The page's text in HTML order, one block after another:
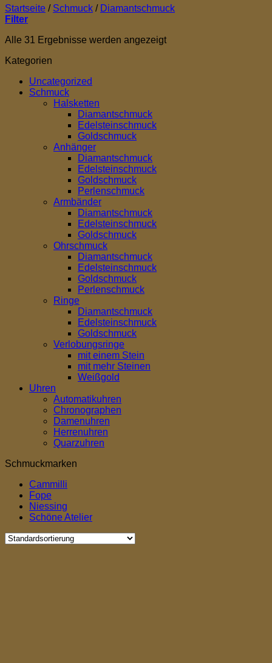
Startseite / Schmuck / Diamantschmuck
Filter
Alle 31 Ergebnisse werden angezeigt
Kategorien
Uncategorized
Schmuck
Halsketten
Diamantschmuck
Edelsteinschmuck
Goldschmuck
Anhänger
Diamantschmuck
Edelsteinschmuck
Goldschmuck
Perlenschmuck
Armbänder
Diamantschmuck
Edelsteinschmuck
Goldschmuck
Ohrschmuck
Diamantschmuck
Edelsteinschmuck
Goldschmuck
Perlenschmuck
Ringe
Diamantschmuck
Edelsteinschmuck
Goldschmuck
Verlobungsringe
mit einem Stein
mit mehr Steinen
Weißgold
Uhren
Automatikuhren
Chronographen
Damenuhren
Herrenuhren
Quarzuhren
Schmuckmarken
Cammilli
Fope
Niessing
Schöne Atelier